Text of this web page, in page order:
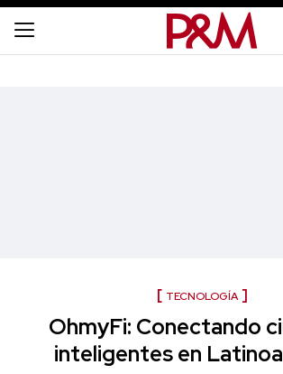
TECNOLOGÍA
OhmyFi: Conectando
inteligentes en